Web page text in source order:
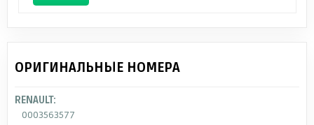
ОРИГИНАЛЬНЫЕ НОМЕРА
RENAULT:
0003563577